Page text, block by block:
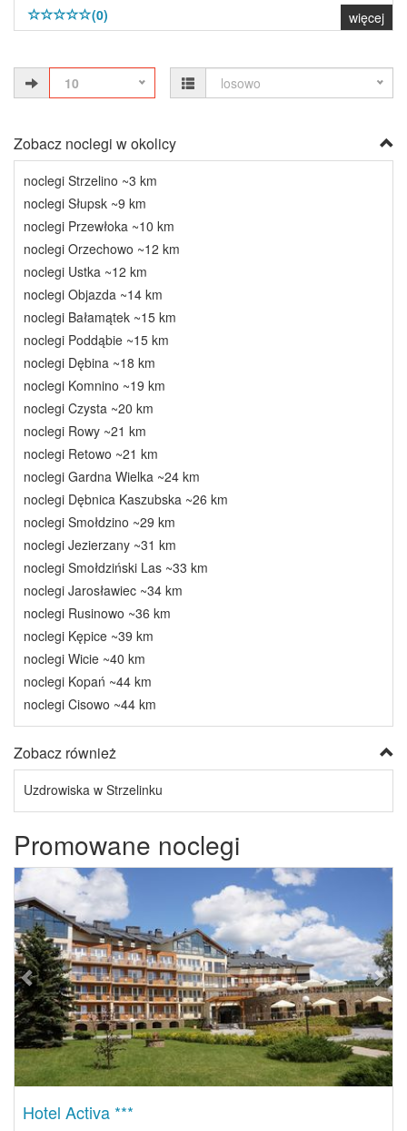
(0)
więcej
10 losowo
Zobacz noclegi w okolicy
noclegi Strzelino ~3 km
noclegi Słupsk ~9 km
noclegi Przewłoka ~10 km
noclegi Orzechowo ~12 km
noclegi Ustka ~12 km
noclegi Objazda ~14 km
noclegi Bałamątek ~15 km
noclegi Poddąbie ~15 km
noclegi Dębina ~18 km
noclegi Komnino ~19 km
noclegi Czysta ~20 km
noclegi Rowy ~21 km
noclegi Retowo ~21 km
noclegi Gardna Wielka ~24 km
noclegi Dębnica Kaszubska ~26 km
noclegi Smołdzino ~29 km
noclegi Jezierzany ~31 km
noclegi Smołdziński Las ~33 km
noclegi Jarosławiec ~34 km
noclegi Rusinowo ~36 km
noclegi Kępice ~39 km
noclegi Wicie ~40 km
noclegi Kopań ~44 km
noclegi Cisowo ~44 km
Zobacz również
Uzdrowiska w Strzelinku
Promowane noclegi
Previous Next
Hotel Activa ***